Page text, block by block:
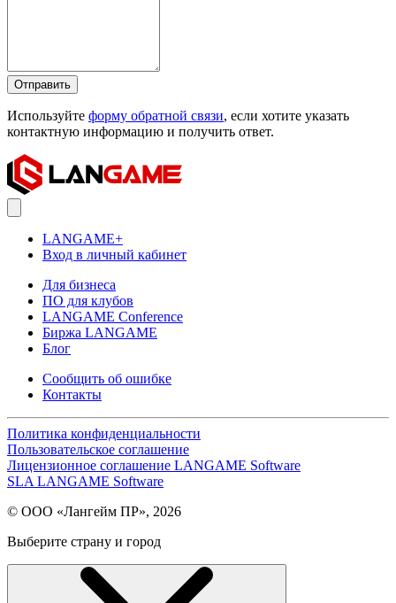
Отправить
Используйте форму обратной связи, если хотите указать
контактную информацию и получить ответ.
LANGAME+
Вход в личный кабинет
Для бизнеса
ПО для клубов
LANGAME Conference
Биржа LANGAME
Блог
Сообщить об ошибке
Контакты
Политика конфиденциальности
Пользовательское соглашение
Лицензионное соглашение LANGAME Software
SLA LANGAME Software
© ООО «Лангейм ПР», 2026
Выберите страну и город